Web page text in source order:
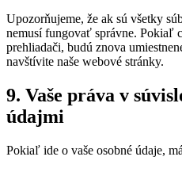
Upozorňujeme, že ak sú všetky
nemusí fungovať správne. Pokiaľ
prehliadači, budú znova
navštívite naše webové stránky.
9. Vaše práva v
údajmi
Pokiaľ ide o vaše osobné údaje,